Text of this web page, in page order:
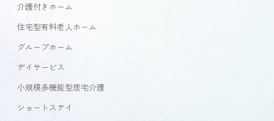
介護付きホーム
住宅型有料老人ホーム
グループホーム
デイサービス
小規模多機能型居宅介護
ショートステイ